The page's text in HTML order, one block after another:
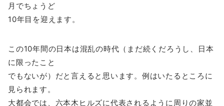
月でちょうど
10年目を迎えます。
この10年間の日本は混乱の時代（まだ続くだろうし、日本
に限ったこと
でもないが）だと言えると思います。例はいたるところに
見られます。
大都会では、六本木ヒルズに代表されるように周りの家並